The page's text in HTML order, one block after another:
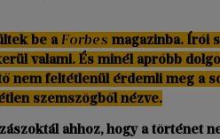
be aForbes magazinba. Írói
valami. És minél apróbb
nem feltétlenül érdemli meg a
szemszögből nézve.
ahhoz, hogy a történet